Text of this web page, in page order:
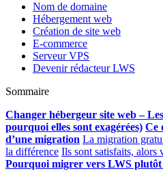
Nom de domaine
Hébergement web
Création de site web
E-commerce
Serveur VPS
Devenir rédacteur LWS
Sommaire
Changer hébergeur site web –
pourquoi elles sont exagérées) Ce
d’une migration La migration
la différence Ils sont satisfaits, alors
Pourquoi migrer vers LWS